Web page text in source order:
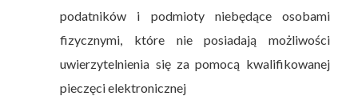
podatników i podmioty niebędące osobami
fizycznymi, które nie posiadają możliwości
uwierzytelnienia się za pomocą kwalifikowanej
pieczęci elektronicznej